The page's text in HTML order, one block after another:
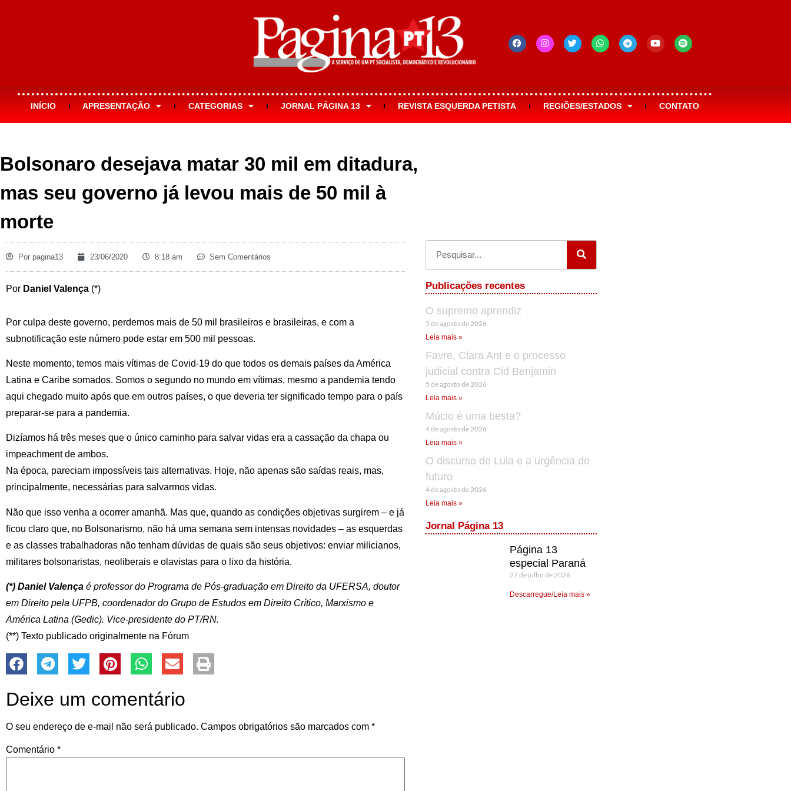
INÍCIO APRESENTAÇÃO CATEGORIAS JORNAL PÁGINA 13 REVISTA ESQUERDA PETISTA REGIÕES/ESTADOS CONTATO
Bolsonaro desejava matar 30 mil em ditadura,
mas seu governo já levou mais de 50 mil à
morte
Por pagina13 23/06/2020 8:18 am Sem Comentários
Por Daniel Valença (*)
Por culpa deste governo, perdemos mais de 50 mil brasileiros e brasileiras, e com a
subnotificação este número pode estar em 500 mil pessoas.
Neste momento, temos mais vítimas de Covid-19 do que todos os demais países da América
Latina e Caribe somados. Somos o segundo no mundo em vítimas, mesmo a pandemia tendo
aqui chegado muito após que em outros países, o que deveria ter significado tempo para o país
preparar-se para a pandemia.
Dizíamos há três meses que o único caminho para salvar vidas era a cassação da chapa ou
impeachment de ambos.
Na época, pareciam impossíveis tais alternativas. Hoje, não apenas são saídas reais, mas,
principalmente, necessárias para salvarmos vidas.
Não que isso venha a ocorrer amanhã. Mas que, quando as condições objetivas surgirem – e já
ficou claro que, no Bolsonarismo, não há uma semana sem intensas novidades – as esquerdas
e as classes trabalhadoras não tenham dúvidas de quais são seus objetivos: enviar milicianos,
militares bolsonaristas, neoliberais e olavistas para o lixo da história.
(*) Daniel Valença é professor do Programa de Pós-graduação em Direito da UFERSA, doutor
em Direito pela UFPB, coordenador do Grupo de Estudos em Direito Crítico, Marxismo e
América Latina (Gedic). Vice-presidente do PT/RN.
(**) Texto publicado originalmente na Fórum
Deixe um comentário
O seu endereço de e-mail não será publicado. Campos obrigatórios são marcados com *
Comentário *
Publicações recentes
O supremo aprendiz
5 de agosto de 2026
Leia mais »
Favre, Clara Ant e o processo
judicial contra Cid Benjamin
5 de agosto de 2026
Leia mais »
Múcio é uma besta?
4 de agosto de 2026
Leia mais »
O discurso de Lula e a urgência do
futuro
4 de agosto de 2026
Leia mais »
Jornal Página 13
Página 13
especial Paraná
27 de julho de 2026
Descarregue/Leia mais »